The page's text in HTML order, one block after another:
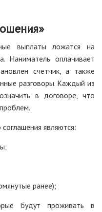
выплаты ложатся на
Наниматель оплачивает
счетчик, а также
разговоры. Каждый из
в договоре, что
являются:
ранее);
будут проживать в